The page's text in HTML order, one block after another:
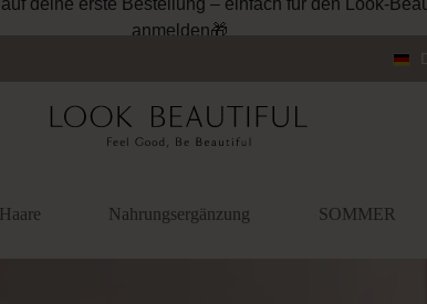
Haare Nahrungsergänzung SOMMER